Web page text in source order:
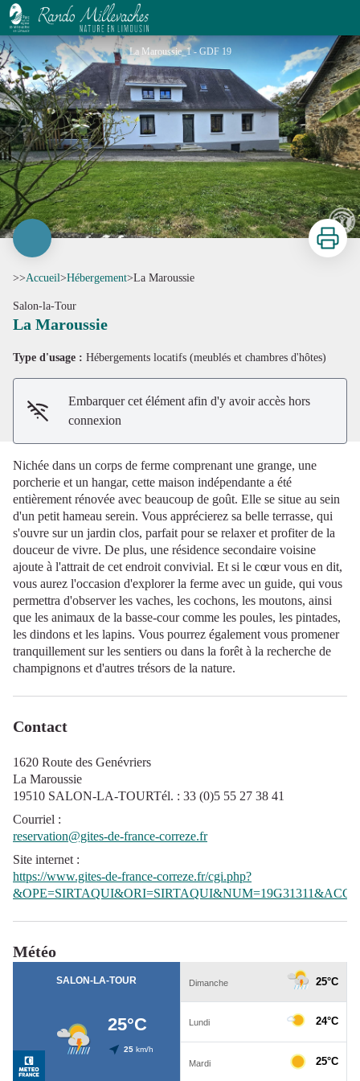
La Maroussie
La Maroussie_1 - GDF 19
Imprimer
>>Accueil>Hébergement>La Maroussie
Salon-la-Tour
La Maroussie
Type d'usage : Hébergements locatifs (meublés et chambres d'hôtes)
Embarquer cet élément afin d'y avoir accès hors
connexion
Nichée dans un corps de ferme comprenant une grange, une
porcherie et un hangar, cette maison indépendante a été
entièrement rénovée avec beaucoup de goût. Elle se situe au sein
d'un petit hameau serein. Vous apprécierez sa belle terrasse, qui
s'ouvre sur un jardin clos, parfait pour se relaxer et profiter de la
douceur de vivre. De plus, une résidence secondaire voisine
ajoute à l'attrait de cet endroit convivial. Et si le cœur vous en dit,
vous aurez l'occasion d'explorer la ferme avec un guide, qui vous
permettra d'observer les vaches, les cochons, les moutons, ainsi
que les animaux de la basse-cour comme les poules, les pintades,
les dindons et les lapins. Vous pourrez également vous promener
tranquillement sur les sentiers ou dans la forêt à la recherche de
champignons et d'autres trésors de la nature.
Contact
1620 Route des Genévriers
La Maroussie
19510 SALON-LA-TOURTél. : 33 (0)5 55 27 38 41
Courriel :
reservation@gites-de-france-correze.fr
Site internet :
https://www.gites-de-france-correze.fr/cgi.php?
Météo